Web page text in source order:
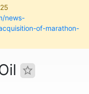
news-
of-marathon-